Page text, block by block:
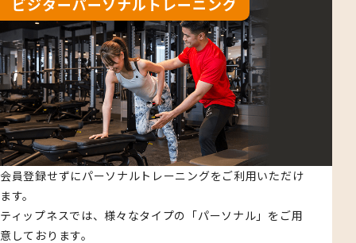
会員登録せずにパーソナルトレーニングをご利用いただけ
ます。
ティップネスでは、様々なタイプの「パーソナル」をご用
意しております。